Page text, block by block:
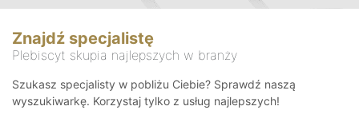
Znajdź specjalistę
Plebiscyt skupia najlepszych w branży
Szukasz specjalisty w pobliżu Ciebie? Sprawdź naszą
wyszukiwarkę. Korzystaj tylko z usług najlepszych!